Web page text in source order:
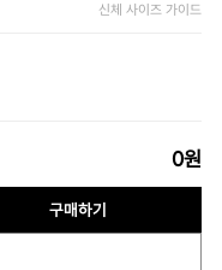
신체 사이즈 가이드
0원
구매하기